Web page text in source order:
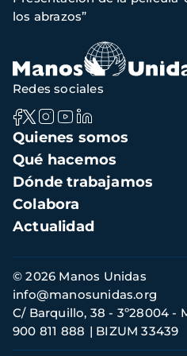
navegación
los abrazos”
Navegación
principal
Quienes somos
Qué hacemos
Dónde trabajamos
Colabora
Actualidad
Redes sociales
Información
de
contacto
© 2026 Manos Unidas
C/ Barquillo, 38 - 3º28004 -
900 811 888
BIZUM 33439
info@manosunidas.org